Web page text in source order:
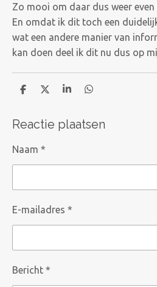
Zo mooi om daar dus weer
En omdat ik dit toch een
wat een andere manier van
kan doen deel ik dit nu dus op
D
e
n
D
l
S
r
e
D
e
n
Reactie plaatsen
Naam *
E-mailadres *
Bericht *